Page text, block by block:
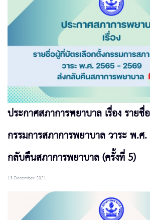
ประกาศสภาการพยาบาล เรื่อง ราย
กรรมการสภาการพยาบาล วาระ พ.ศ
กลับคืนสภาการพยาบาล (ครั้งที่ 5)
13 December 2021